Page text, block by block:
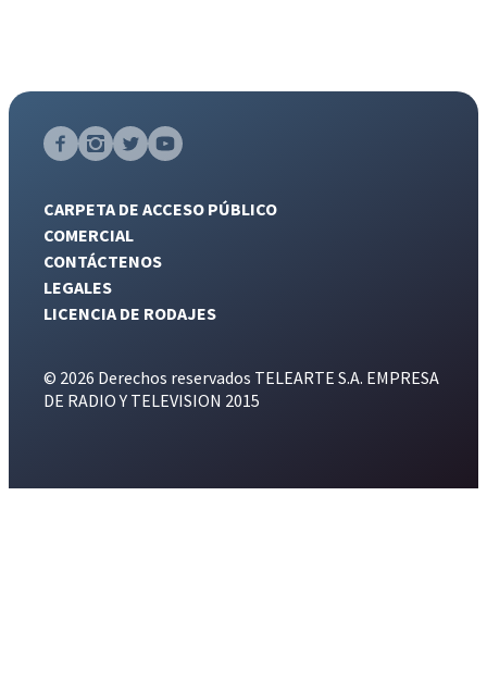
CARPETA DE ACCESO PÚBLICO
COMERCIAL
CONTÁCTENOS
LEGALES
LICENCIA DE RODAJES
© 2026 Derechos reservados TELEARTE S.A. EMPRESA
DE RADIO Y TELEVISION 2015